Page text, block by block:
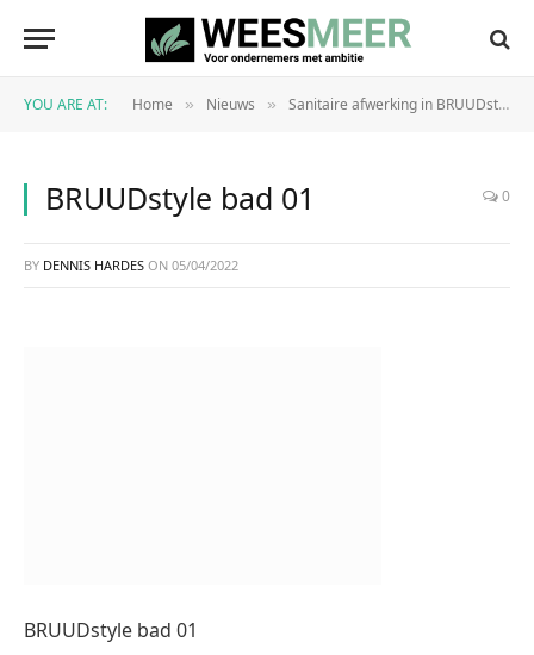
YOU ARE AT: Home » Nieuws » Sanitaire afwerking in BRUUDstyle!
BRUUDstyle bad 01 0
BY DENNIS HARDES ON 05/04/2022
BRUUDstyle bad 01